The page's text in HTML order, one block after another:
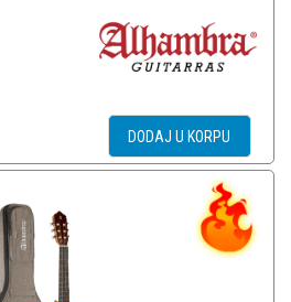
DODAJ U KORPU